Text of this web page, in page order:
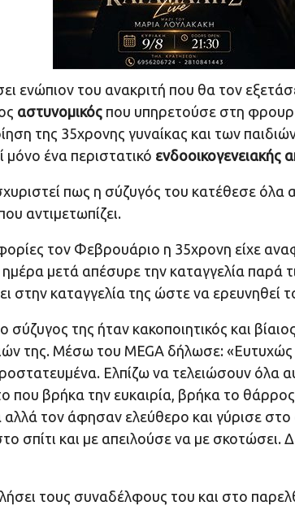
ενώπιον του ανακριτή που θα τον
αστυνομικός που υπηρετούσε στη
της 35χρονης γυναίκας και των
ένα περιστατικό ενδοοικογενειακής
πως η σύζυγός του κατέθεσε όλα
αντιμετωπίζει.
τον Φεβρουάριο η 35χρονη είχε
μετά απέσυρε την καταγγελία παρά
στην καταγγελία της ώστε να ερευνηθεί
σύζυγος της ήταν κακοποιητικός και
της. Μέσω του MEGΑ δήλωσε:
Ελπίζω να τελειώσουν όλα
που βρήκα την ευκαιρία, βρήκα το
τον άφησαν ελεύθερο και γύρισε στο
σπίτι και με απειλούσε να με
τους συναδέλφους του και στο